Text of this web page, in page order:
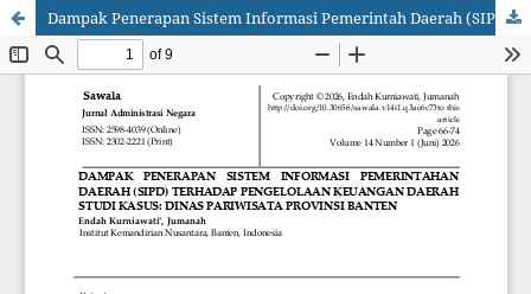
Dampak Penerapan Sistem Informasi Pemerintah Daerah (SIPD) Terhadap Pengelolaan Keuangan Daerah Studi Kasus : Dinas Pariwisata Provinsi Banten